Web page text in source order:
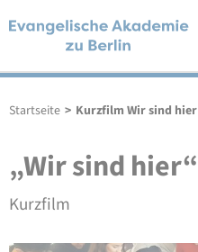
Startseite > Kurzfilm Wir sind hier
„Wir sind hier“
Kurzfilm